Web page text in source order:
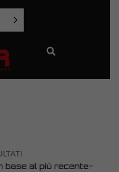
base al più recente